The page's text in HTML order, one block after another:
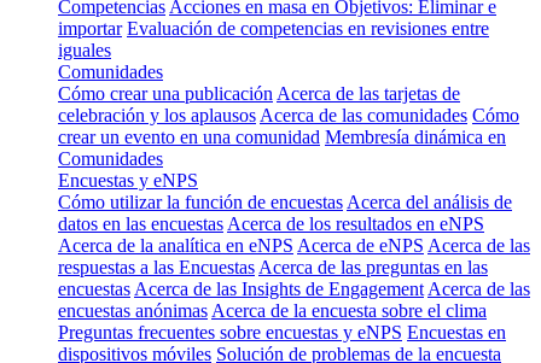
Competencias Acciones en masa en Objetivos: Eliminar e
importar Evaluación de competencias en revisiones entre
iguales
Comunidades
Cómo crear una publicación Acerca de las tarjetas de
celebración y los aplausos Acerca de las comunidades Cómo
crear un evento en una comunidad Membresía dinámica en
Comunidades
Encuestas y eNPS
Cómo utilizar la función de encuestas Acerca del análisis de
datos en las encuestas Acerca de los resultados en eNPS
Acerca de la analítica en eNPS Acerca de eNPS Acerca de las
respuestas a las Encuestas Acerca de las preguntas en las
encuestas Acerca de las Insights de Engagement Acerca de las
encuestas anónimas Acerca de la encuesta sobre el clima
Preguntas frecuentes sobre encuestas y eNPS Encuestas en
dispositivos móviles Solución de problemas de la encuesta